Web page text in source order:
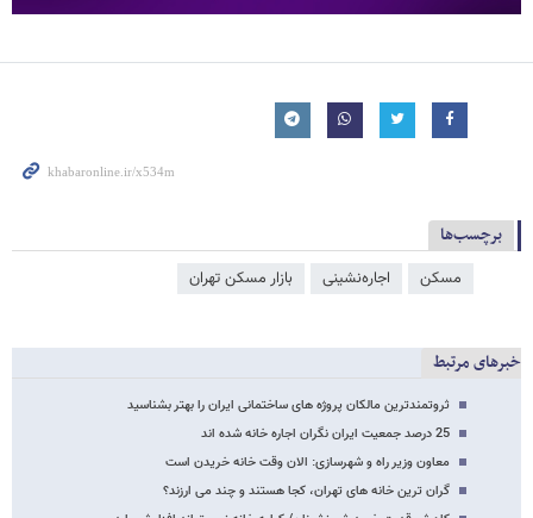
برچسب‌ها
مسکن اجاره‌نشینی بازار مسکن تهران
خبرهای مرتبط
ثروتمندترین مالکان پروژه های ساختمانی ایران را بهتر بشناسید
25 درصد جمعیت ایران نگران اجاره خانه شده اند
معاون وزیر راه و شهرسازی: الان وقت خانه خریدن است
گران ترین خانه های تهران، کجا هستند و چند می ارزند؟